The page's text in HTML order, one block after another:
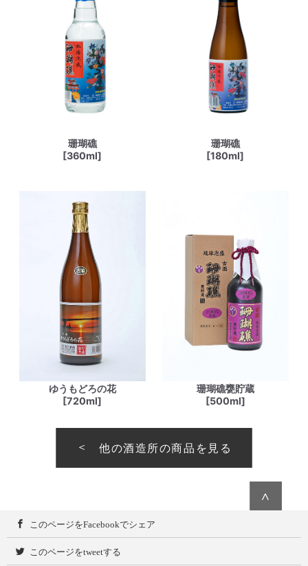
珊瑚礁
[360ml]
珊瑚礁
[180ml]
ゆうもどろの花
[720ml]
珊瑚礁甕貯蔵
[500ml]
他の酒造所の商品を見る
∧
このページをFacebookでシェア
このページをtweetする